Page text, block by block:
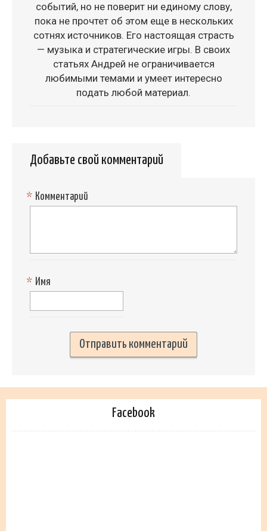
событий, но не поверит ни единому слову,
пока не прочтет об этом еще в нескольких
сотнях источников. Его настоящая страсть
— музыка и стратегические игры. В своих
статьях Андрей не ограничивается
любимыми темами и умеет интересно
подать любой материал.
Добавьте свой комментарий
Комментарий
*
Имя
*
Facebook